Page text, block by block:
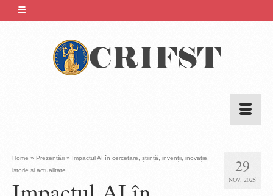
29
NOV. 2025
Home » Prezentări » Impactul AI în cercetare, știință, invenții, inovație,
istorie și actualitate